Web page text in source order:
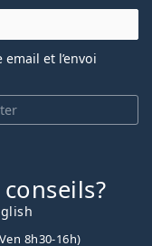
et l’envoi
8h30-16h)